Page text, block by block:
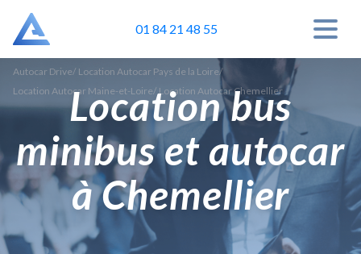
01 84 21 48 55
Autocar Drive/ Location Autocar Pays de la Loire/
Location Autocar Maine-et-Loire/ Location Autocar Chemellier
Location bus
minibus et autocar
à Chemellier